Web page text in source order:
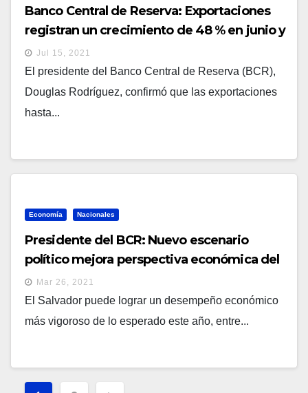
Banco Central de Reserva: Exportaciones
registran un crecimiento de 48 % en junio y
las remesas familiares un 45 %
Jul 15, 2021
El presidente del Banco Central de Reserva (BCR),
Douglas Rodríguez, confirmó que las exportaciones
hasta...
Economía Nacionales
Presidente del BCR: Nuevo escenario
político mejora perspectiva económica del
paísMar 26, 2021
El Salvador puede lograr un desempeño económico
más vigoroso de lo esperado este año, entre...